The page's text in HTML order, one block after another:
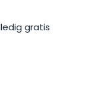
gratis